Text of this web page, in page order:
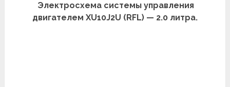
Электросхема системы управления
двигателем XU10J2U (RFL) — 2.0 литра.